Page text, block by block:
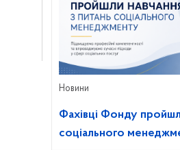
Новини
Фахівці Фонду
соціального